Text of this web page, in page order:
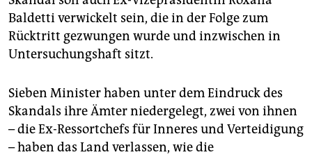
Baldetti verwickelt sein, die in der Folge zum
Rücktritt gezwungen wurde und inzwischen in
Untersuchungshaft sitzt.
Sieben Minister haben unter dem Eindruck des
Skandals ihre Ämter niedergelegt, zwei von ihnen
– die Ex-Ressortchefs für Inneres und Verteidigung
– haben das Land verlassen, wie die